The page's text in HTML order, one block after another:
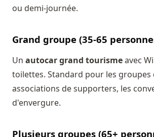
ou demi-journée.
Grand groupe (35-65
Un autocar grand tourismeavec
toilettes. Standard pour les groupes
associations de supporters, les
d'envergure.
Plusieurs groupes (65+